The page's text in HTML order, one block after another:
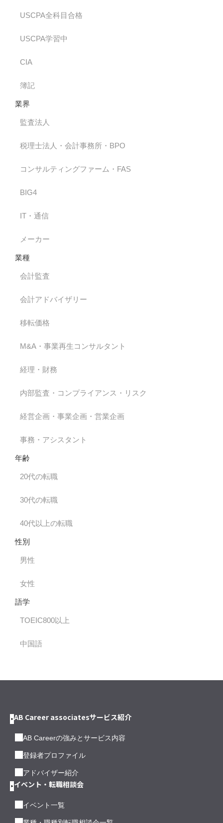
USCPA全科目合格
USCPA学習中
CIA
簿記
業界
監査法人
税理士法人・会計事務所・BPO
コンサルティングファーム・FAS
BIG4
IT・通信
メーカー
業種
会計監査
会計アドバイザリー
移転価格
M&A・事業再生コンサルタント
経理・財務
内部監査・コンプライアンス・リスク
経営企画・事業企画・営業企画
事務・アシスタント
年齢
20代の転職
30代の転職
40代以上の転職
性別
男性
女性
語学
TOEIC800以上
中国語
AB Career associatesサービス紹介
AB Careerの強みとサービス内容
登録者プロファイル
アドバイザー紹介
イベント・転職相談会
イベント一覧